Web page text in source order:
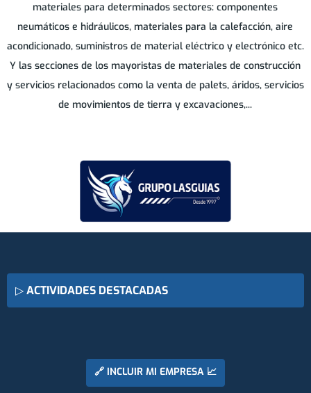
materiales para determinados sectores: componentes
neumáticos e hidráulicos, materiales para la calefacción, aire
acondicionado, suministros de material eléctrico y electrónico etc.
Y las secciones de los mayoristas de materiales de construcción
y servicios relacionados como la venta de palets, áridos, servicios
de movimientos de tierra y excavaciones,...
▷ACTIVIDADES DESTACADAS
🔗 INCLUIR MI EMPRESA 📈